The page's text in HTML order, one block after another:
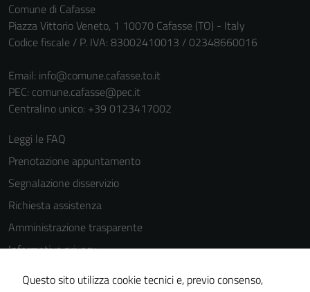
Comune di Cafasse
Piazza Vittorio Veneto, 1 10070 Cafasse (TO) - Italy
Codice fiscale / P. IVA: 83002410013 / 02348660016
Email: info@comune.cafasse.to.it
PEC: comune.cafasse@pec.it
Centralino unico: +39 0123417002
Leggi le FAQ
Prenotazione appuntamento
Segnalazione disservizio
Richiesta assistenza
Amministrazione trasparente
Informativa privacy
Cookie Policy
Questo sito utilizza cookie tecnici e, previo consenso,